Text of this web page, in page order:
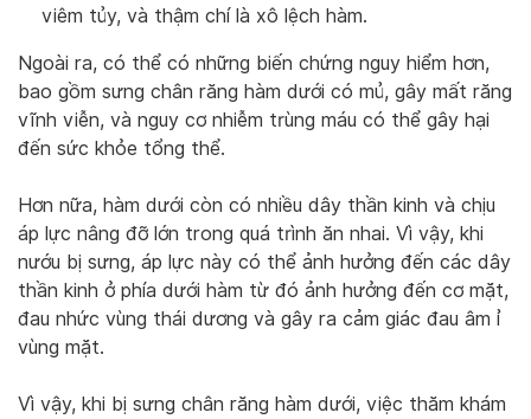
viêm tủy, và thậm chí là xô lệch hàm.
Ngoài ra, có thể có những biến chứng nguy hiểm hơn,
bao gồm sưng chân răng hàm dưới có mủ, gây mất răng
vĩnh viễn, và nguy cơ nhiễm trùng máu có thể gây hại
đến sức khỏe tổng thể.
Hơn nữa, hàm dưới còn có nhiều dây thần kinh và chịu
áp lực nâng đỡ lớn trong quá trình ăn nhai. Vì vậy, khi
nướu bị sưng, áp lực này có thể ảnh hưởng đến các dây
thần kinh ở phía dưới hàm từ đó ảnh hưởng đến cơ mặt,
đau nhức vùng thái dương và gây ra cảm giác đau âm ỉ
vùng mặt.
Vì vậy, khi bị sưng chân răng hàm dưới, việc thăm khám